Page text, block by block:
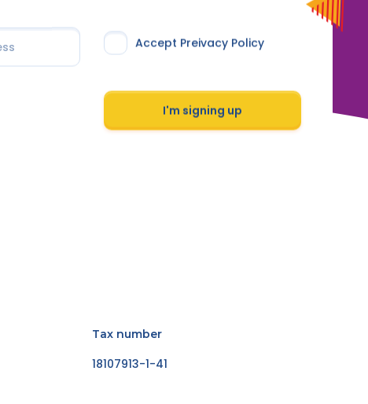
Accept Preivacy Policy
I'm signing up
Tax number
18107913-1-41